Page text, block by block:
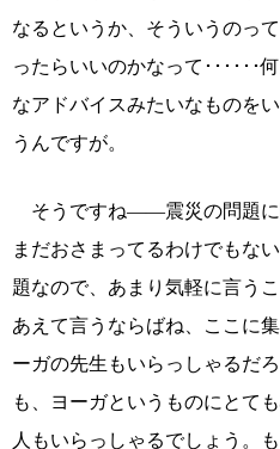
なるというか、そういうのっ
ったらいいのかなって･･････
なアドバイスみたいなものを
うんですが。
そうですね――震災の問題に
まだおさまってるわけでもな
題なので、あまり気軽に言う
あえて言うならばね、ここに
ーガの先生もいらっしゃるだ
も、ヨーガというものにとて
人もいらっしゃるでしょう。